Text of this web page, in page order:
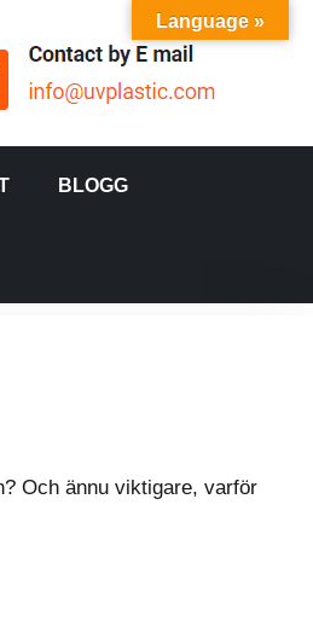
BLOGG
Och ännu viktigare, varför
Language »